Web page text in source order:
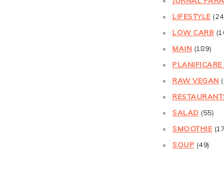
LIFESTYLE
LOW CARB
MAIN (189)
RAW VEGAN
SALAD (55)
SMOOTHIE
SOUP (49)